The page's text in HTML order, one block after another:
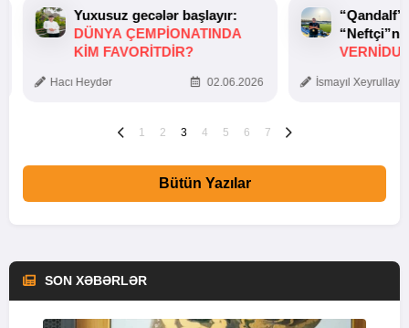
Yuxusuz gecələr başlayır:
DÜNYA ÇEMPIONATINDA
KIM FAVORITDIR?
Hacı Heydər 02.06.2026 İsmayıl
1 2 3 4 5 6 7
Bütün Yazılar
SON XƏBƏRLƏR